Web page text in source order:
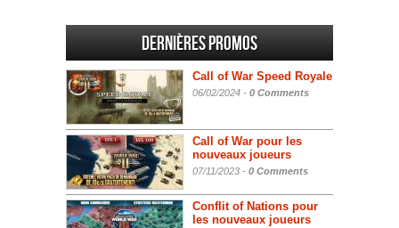
Dernières promos
Call of War Speed Royale
06/02/2024 - 0 Comments
Call of War pour les
nouveaux joueurs
07/11/2023 - 0 Comments
Conflit of Nations pour
les nouveaux joueurs